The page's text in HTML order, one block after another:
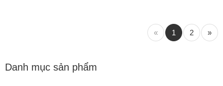
« 1 2 »
Danh mục sản phẩm